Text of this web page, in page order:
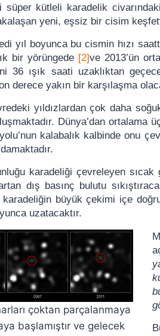
süper kütleli karadelik
yeni, eşsiz bir cisim
yıl boyunca bu cismin hızı
bir yörüngede [2]ve 2013’ün
36 ışık saati uzaklıktan
derece yakın bir karşılaşma
yıldızlardan çok daha
Dünya’dan
kalabalık kalbinde onu
karadeliği çevreleyen
dış basınç bulutu
büyük çekimi içe
uzatacaktır.
çoktan parçalanmaya
başlamıştır ve gelecek